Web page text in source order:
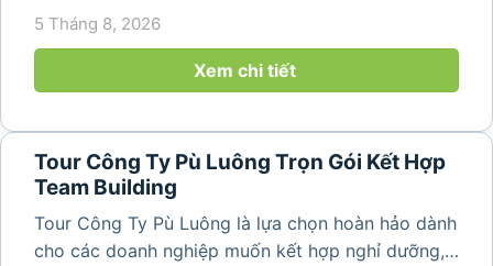
trình du lịch doanh nghiệp. Một kịch bản được xây
dựng bài bản không chỉ mang đến những phút
giây vui vẻ, sôi động mà còn...
5 Tháng 8, 2026
Xem chi tiết
Tour Công Ty Pù Luông Trọn Gói Kết Hợp
Team Building
Tour Công Ty Pù Luông là lựa chọn hoàn hảo dành
cho các doanh nghiệp muốn kết hợp nghỉ dưỡng,